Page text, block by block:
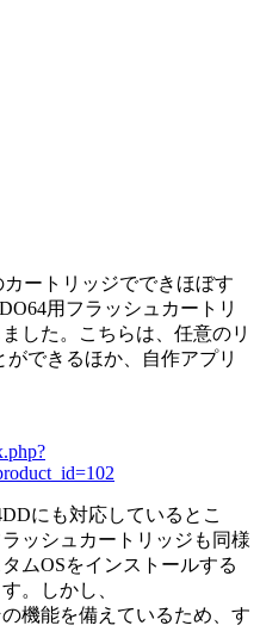
カートリッジでできほぼす
用フラッシュカートリ
した。こちらは、任意のリ
できるほか、自作アプリ
にも対応しているとこ
ッシュカートリッジも同様
ムOSをインストールする
。しかし、
の機能を備えているため、す